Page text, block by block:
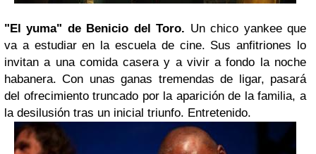
"El yuma" de Benicio del Toro. Un chico yankee que
va a estudiar en la escuela de cine. Sus anfitriones lo
invitan a una comida casera y a vivir a fondo la noche
habanera. Con unas ganas tremendas de ligar, pasará
del ofrecimiento truncado por la aparición de la familia, a
la desilusión tras un inicial triunfo. Entretenido.